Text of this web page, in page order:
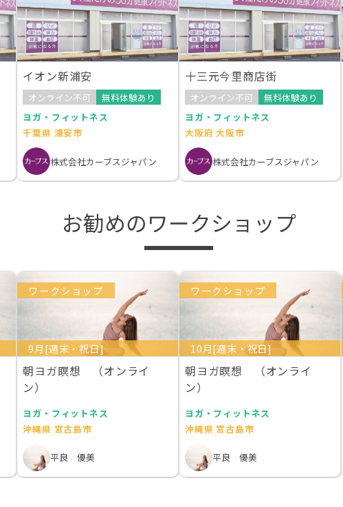
イオン新浦安
オンライン不可
無料体験あり
ヨガ・フィットネス
千葉県 浦安市
株式会社カーブスジャパン
十三元今里商店街
オンライン不可
無料体験あり
ヨガ・フィットネス
大阪府 大阪市
株式会社カーブスジャパン
お勧めのワークショップ
ワークショップ
9月[週末・祝日]
朝ヨガ瞑想 （オンライ
ン）
ヨガ・フィットネス
沖縄県 宮古島市
平良 優美
ワークショップ
10月[週末・祝日]
朝ヨガ瞑想 （オンライ
ン）
ヨガ・フィットネス
沖縄県 宮古島市
平良 優美